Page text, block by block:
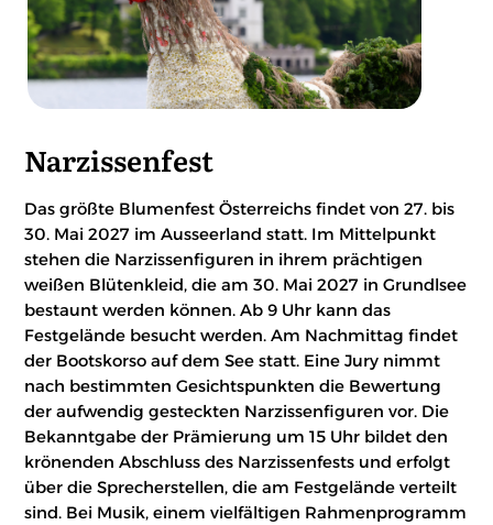
Narzissenfest
Das größte Blumenfest Österreichs findet von 27. bis
30. Mai 2027 im Ausseerland statt. Im Mittelpunkt
stehen die Narzissenfiguren in ihrem prächtigen
weißen Blütenkleid, die am 30. Mai 2027 in Grundlsee
bestaunt werden können. Ab 9 Uhr kann das
Festgelände besucht werden. Am Nachmittag findet
der Bootskorso auf dem See statt. Eine Jury nimmt
nach bestimmten Gesichtspunkten die Bewertung
der aufwendig gesteckten Narzissenfiguren vor. Die
Bekanntgabe der Prämierung um 15 Uhr bildet den
krönenden Abschluss des Narzissenfests und erfolgt
über die Sprecherstellen, die am Festgelände verteilt
sind. Bei Musik, einem vielfältigen Rahmenprogramm